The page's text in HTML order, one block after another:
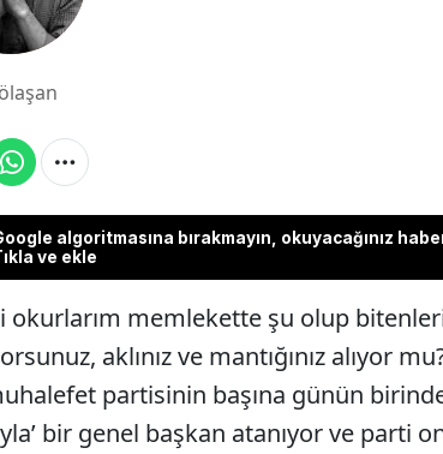
algoritmasına bırakmayın, okuyacağınız
ve ekle
okurlarım memlekette şu olup
aklınız ve mantığınız alıyor
partisinin başına günün birinde
bir genel başkan atanıyor ve parti